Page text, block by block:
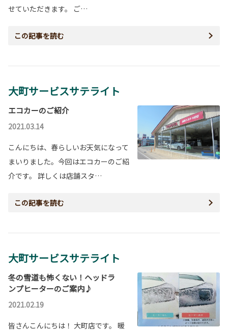
せていただきます。 ご…
この記事を読む
大町サービスサテライト
エコカーのご紹介
2021.03.14
こんにちは、春らしいお天気になって
まいりました。今回はエコカーのご紹
介です。 詳しくは店舗スタ…
この記事を読む
大町サービスサテライト
冬の雪道も怖くない！ヘッドラ
ンプヒーターのご案内♪
2021.02.19
皆さんこんにちは！ 大町店です。 暖